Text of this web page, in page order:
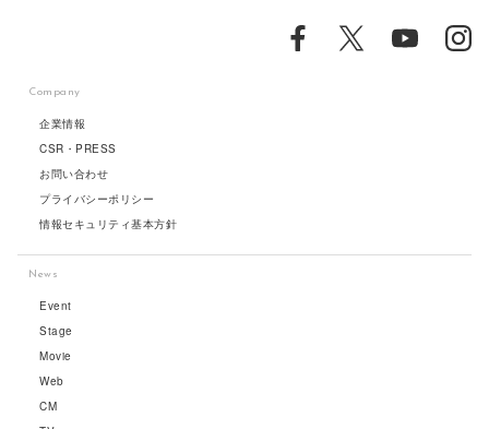
Company
企業情報
CSR・PRESS
お問い合わせ
プライバシーポリシー
情報セキュリティ基本方針
News
Event
Stage
Movie
Web
CM